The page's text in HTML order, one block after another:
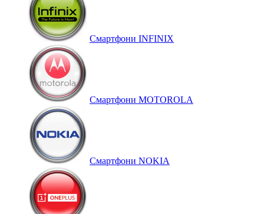
Смартфони INFINIX
Смартфони MOTOROLA
Смартфони NOKIA